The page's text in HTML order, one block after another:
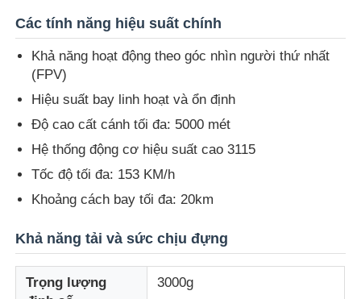
Kiểm soát chất lượng
LIÊN HỆ VỚI CHÚNG TÔI
Yêu cầu báo giá
máy bay không người lái công nghiệp
Các tính năng hiệu suất chính
Khả năng hoạt động theo góc nhìn người thứ nhất
(FPV)
Hiệu suất bay linh hoạt và ổn định
Độ cao cất cánh tối đa: 5000 mét
Hệ thống động cơ hiệu suất cao 3115
Tốc độ tối đa: 153 KM/h
Khoảng cách bay tối đa: 20km
Khả năng tải và sức chịu đựng
Trọng lượng
3000g